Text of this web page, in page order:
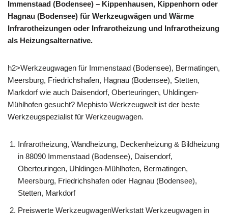
Immenstaad (Bodensee) – Kippenhausen, Kippenhorn oder
Hagnau (Bodensee) für Werkzeugwägen und Wärme
Infrarotheizungen oder Infrarotheizung und Infrarotheizung
als Heizungsalternative.
h2>Werkzeugwagen für Immenstaad (Bodensee), Bermatingen,
Meersburg, Friedrichshafen, Hagnau (Bodensee), Stetten,
Markdorf wie auch Daisendorf, Oberteuringen, Uhldingen-
Mühlhofen gesucht? Mephisto Werkzeugwelt ist der beste
Werkzeugspezialist für Werkzeugwagen.
Infrarotheizung, Wandheizung, Deckenheizung & Bildheizung
in 88090 Immenstaad (Bodensee), Daisendorf,
Oberteuringen, Uhldingen-Mühlhofen, Bermatingen,
Meersburg, Friedrichshafen oder Hagnau (Bodensee),
Stetten, Markdorf
Preiswerte WerkzeugwagenWerkstatt Werkzeugwagen in